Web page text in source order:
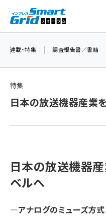
ン
スマ
新井宏征 (296)
ngn (280)
大串 (223)
連載・特集 調査報告書／書籍
特集
日本の放送機器産業
日本の放送機器
ベルへ
—アナログのミューズ方式